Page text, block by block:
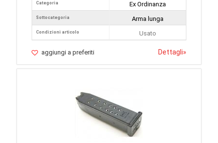
Categoria
Sottocategoria
Condizioni articolo
Ex Ordinanza
Arma lunga
Usato
aggiungi a preferiti Dettagli»